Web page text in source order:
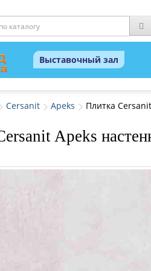
Выставочный зал
Cersanit Apeks Плитка
Apeks